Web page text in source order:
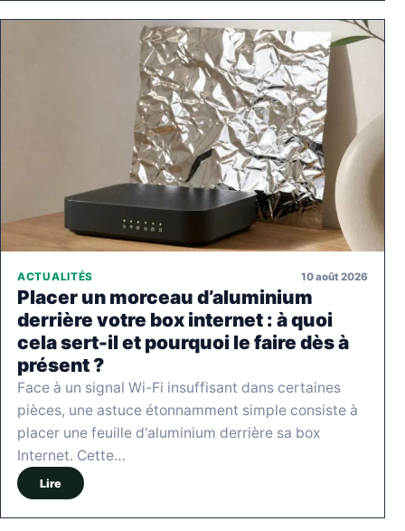
ACTUALITÉS 10 août 2026
Placer un morceau d’aluminium
derrière votre box internet : à quoi
cela sert-il et pourquoi le faire dès à
présent ?
Face à un signal Wi-Fi insuffisant dans certaines
pièces, une astuce étonnamment simple consiste à
placer une feuille d'aluminium derrière sa box
Internet. Cette…
Lire